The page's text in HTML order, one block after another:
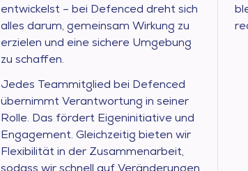
entwickelst – bei Defenced dreht sich
alles darum, gemeinsam Wirkung zu
erzielen und eine sichere Umgebung
zu schaffen.
Jedes Teammitglied bei Defenced
übernimmt Verantwortung in seiner
Rolle. Das fördert Eigeninitiative und
Engagement. Gleichzeitig bieten wir
Flexibilität in der Zusammenarbeit,
sodass wir schnell auf Veränderungen